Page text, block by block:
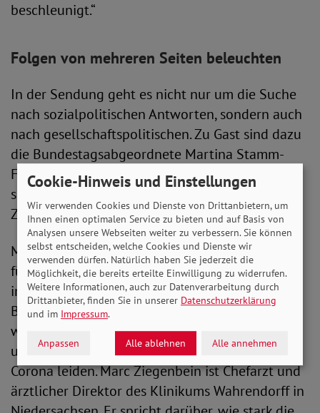
beschleunigt.“
Folgen von mehreren Seiten beleuchten
In der Sendung geht es nicht nur um die Suche
nach sozialpolitischen Antworten, sondern auch
nach gesellschaftspolitischen. Zu Gast sind dazu
die Bundestagsabgeordnete Martina Stamm-
Fibich (SPD), die Theologin Heike Springhart
sowie der Psychiater und Psychotherapeut Marc
Ziegenbein.
Martina Stamm-Fibich ist Mitglied im Ausschuss
für Gesundheit und stellvertretende Vorsitzende
im Petitionsausschuss des Deutschen
Bundestages, Heike Springhart wird die erste
weibliche Bischöfin der Badischen Landeskirche
und berichtet, wie sehr unsere Seelen unter
Corona leiden. Marc Ziegenbein ist Chefarzt und
ärztlicher Direktor des Klinikums Wahrendorff in
Cookie-Hinweis und Einstellungen
Wir verwenden Cookies und Dienste von Drittanbietern, um
Ihnen einen optimalen Service zu bieten und auf Basis von
Analysen unsere Webseiten weiter zu verbessern. Sie können
selbst entscheiden, welche Cookies und Dienste wir
verwenden dürfen. Natürlich haben Sie jederzeit die
Möglichkeit, die bereits erteilte Einwilligung zu widerrufen.
Weitere Informationen, auch zur Datenverarbeitung durch
Drittanbieter, finden Sie in unserer Datenschutzerklärung
und im Impressum.
Anpassen Alle ablehnen Alle annehmen